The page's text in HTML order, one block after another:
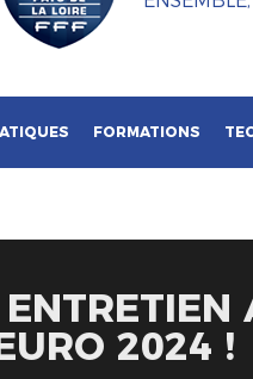
FORMATIONS
2024 !